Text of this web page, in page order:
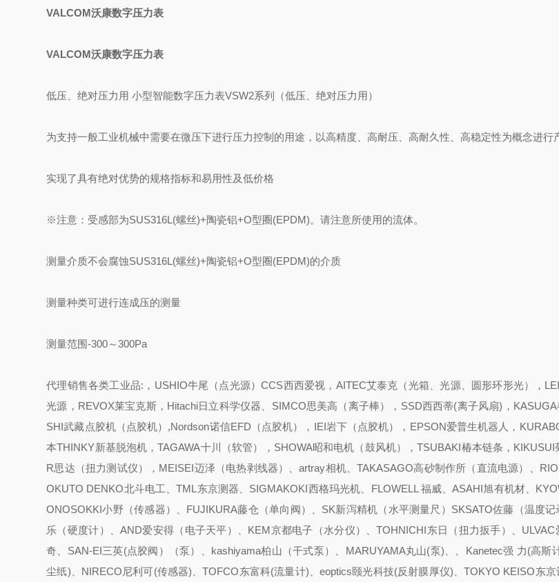
VALCOM沃康数字压力表
VALCOM沃康数字压力表
低压、绝对压力用 小型智能数字压力表VSW2系列（低压、绝对压力用）
为支持一般工业机械中需要在微压下进行压力控制的用途，以高精度、高耐压、高耐久性、高稳定性为概念进行
实现了具有绝对优势的规格指标和易用性及低价格
※注意：受感部为SUS316L(螺丝)+陶瓷铝+O型圈(EPDM)。请注意所使用的流体。
测量介质不会腐蚀SUS316L(螺丝)+陶瓷铝+O型圈(EPDM)的介质
测量种类可进行连成压的测量
测量范围-300～300Pa
代理销售各类工业品:，USHIO牛尾（点光源）CCS西西爱视，AITEC艾泰克（光箱、光源、圆形环形光），
光源，REVOX莱宝克斯，Hitachi日立科学仪器、SIMCO思美高（离子棒），SSD西西蒂(离子风扇)，
SHI武藏点胶机（点胶机）,Nordson诺信EFD（点胶机），IEI岩下（点胶机），EPSON爱普生机器人，
本THINKY新基脱泡机，TAGAWA十川（软管），SHOWA昭和电机（鼓风机），TSUBAKI椿本链条，
R思达（扭力测试仪），MEISEI迈泽（电热剥线器）、artray相机、TAKASAGO高砂制作所（直流电源）、
OKUTO DENKO北斗电工、TML东京测器、SIGMAKOKI西格玛光机、FLOWELL 福威、ASAHI旭有机材、
ONOSOKKI小野（传感器）、FUJIKURA藤仓（单向阀）、SK新泻精机（水平测量尺）SKSATO佐藤（温度
乐（硬度计）、AND爱安得（电子天平）、KEM京都电子（水分仪）、TOHNICHI东日（扭力扳手）、ULVAC
奇、SAN-EI三英(点胶阀）（泵）、kashiyama柏山（干式泵）、MARUYAMA丸山(泵)、、Kanetec强 力(高斯
尘纸)、NIRECO尼利可(传感器)、TOFCO东富科(流量计)、eoptics颐光科技(反射膜厚仪)、TOKYO KEISO东京